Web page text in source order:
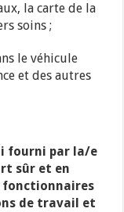
la carte de la
soins ;
le véhicule
et des autres
fourni par la/e
sûr et en
fonctionnaires
de travail et